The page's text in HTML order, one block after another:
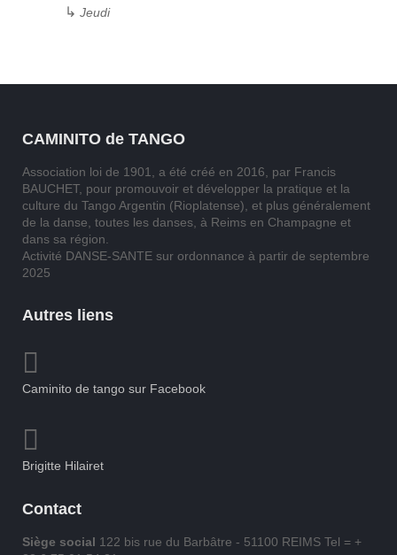
↳ Jeudi
CAMINITO de TANGO
Association loi de 1901, a été créé en 2016, par Francis
BAUCHET, pour promouvoir et développer la pratique et la
culture du Tango Argentin (Rioplatense), et plus généralement
de la danse, toutes les danses, à Reims en Champagne et
dans sa région.
Activité DANSE-SANTE sur ordonnance à partir de septembre
2025
Autres liens
Caminito de tango sur Facebook
Brigitte Hilairet
Contact
Siège social 122 bis rue du Barbâtre - 51100 REIMS Tel = +